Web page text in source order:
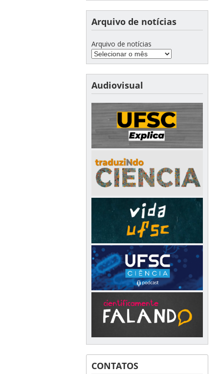
Arquivo de notícias
Arquivo de notícias
Audiovisual
CONTATOS